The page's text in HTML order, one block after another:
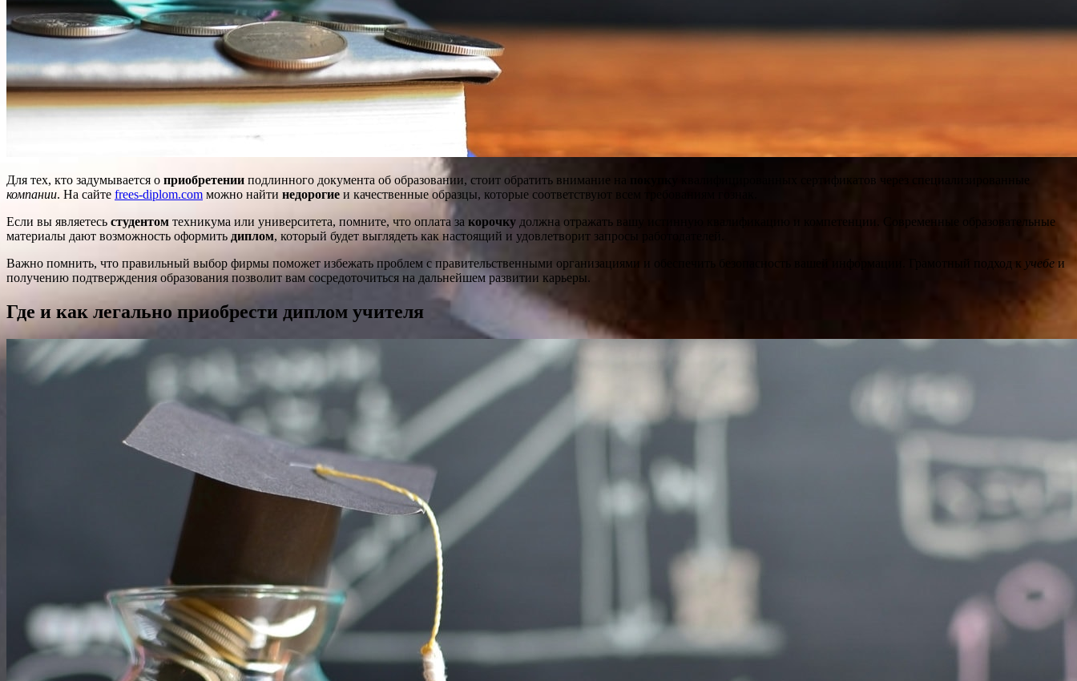
Для тех, кто задумывается о приобретении подлинного документа об образовании, стоит обратить внимание на
квалифицированных сертификатов через специализированные
компании. На сайте frees-diplom.com можно найти недорогие и качественные образцы, которые соответствуют всем требованиям гознак.
Если вы являетесь студентом техникума или университета, помните, что оплата за корочку должна отражать вашу истинную квалификацию и компетенции. Современные образовательные
материалы дают возможность оформить диплом, который будет выглядеть как настоящий и удовлетворит запросы работодателей.
Важно помнить, что правильный выбор фирмы поможет избежать проблем с правительственными организациями и обеспечить безопасность вашей информации. Грамотный подход к учебе и
получению подтверждения образования позволит вам сосредоточиться на дальнейшем развитии карьеры.
Где и как легально приобрести диплом учителя